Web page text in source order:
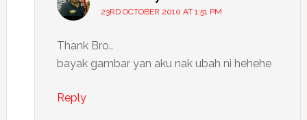
23RD OCTOBER 2010 AT 1:51 PM
Thank Bro..
bayak gambar yan aku nak ubah ni hehehe
Reply